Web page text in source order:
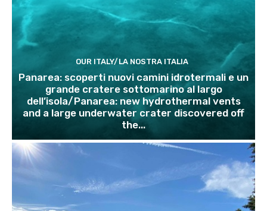
OUR ITALY/LA NOSTRA ITALIA
Panarea: scoperti nuovi camini idrotermali e un
grande cratere sottomarino al largo
dell’isola/Panarea: new hydrothermal vents
and a large underwater crater discovered off
the...